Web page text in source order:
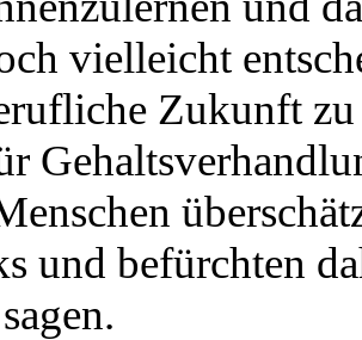
vielleicht
Zukunft
und befürchten